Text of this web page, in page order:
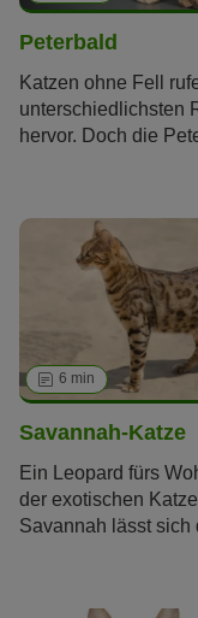
Peterbald
Katzen ohne Fell
unterschiedlichsten
hervor. Doch die
wenig: Mit ihrem
wickelt sie mühelos
auf der ganzen Welt
6 min
Savannah-Katze
Ein Leopard fürs
der exotischen
Savannah lässt sich
Haltung der